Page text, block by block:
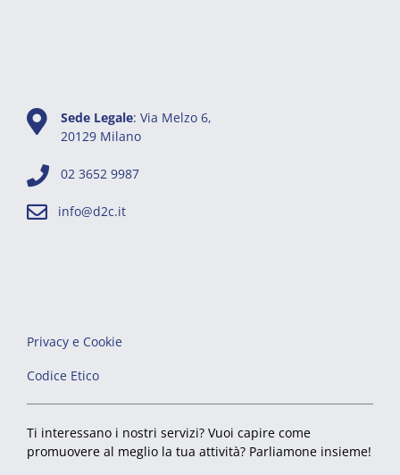
Sede Legale: Via Melzo 6,
20129 Milano
02 3652 9987
info@d2c.it
Privacy e Cookie
Codice Etico
Ti interessano i nostri servizi? Vuoi capire come
promuovere al meglio la tua attività? Parliamone insieme!